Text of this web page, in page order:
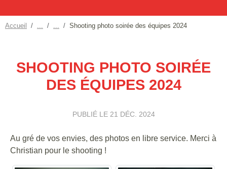
Accueil Shooting photo soirée des équipes 2024
SHOOTING PHOTO SOIRÉE
DES ÉQUIPES 2024
PUBLIÉ LE 21 DÉC. 2024
Au gré de vos envies, des photos en libre service. Merci à
Christian pour le shooting !